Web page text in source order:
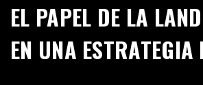
EL PAPEL DE LA
EN UNA